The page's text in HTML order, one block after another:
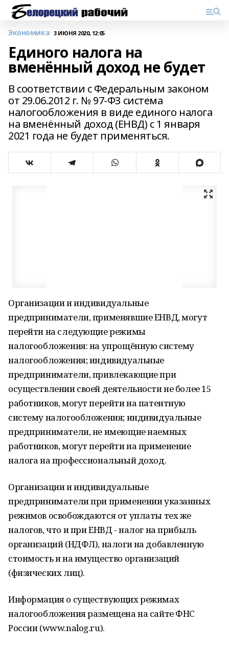
Экономика 3 ИЮНЯ 2020, 12:05
Единого налога на
вменённый доход не будет
В соответствии с Федеральным законом
от 29.06.2012 г. № 97-ФЗ система
налогообложения в виде единого налога
на вменённый доход (ЕНВД) с 1 января
2021 года не будет применяться.
Организации и индивидуальные
предприниматели, применявшие ЕНВД, могут
перейти на следующие режимы
налогообложения: на упрощённую систему
налогообложения; индивидуальные
предприниматели, привлекающие при
осуществлении своей деятельности не более 15
работников, могут перейти на патентную
систему налогообложения; индивидуальные
предприниматели, не имеющие наемных
работников, могут перейти на применение
налога на профессиональный доход.
Организации и индивидуальные
предприниматели при применении указанных
режимов освобождаются от уплаты тех же
налогов, что и при ЕНВД - налог на прибыль
организаций (НДФЛ), налоги на добавленную
стоимость и на имущество организаций
(физических лиц).
Информация о существующих режимах
налогообложения размещена на сайте ФНС
России (www.nalog.ru).